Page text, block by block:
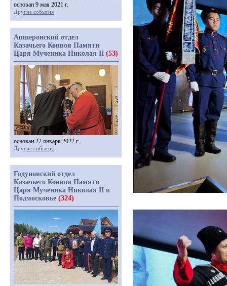
основан 9 мая 2021 г.
Другие события
Апшеронский отдел
Казачьего Конвоя Памяти
Царя Мученика Николая II (53)
основан 22 января 2022 г.
Другие события
Годуновский отдел
Казачьего Конвоя Памяти
Царя Мученика Николая II в
Подмосковье (324)